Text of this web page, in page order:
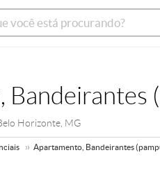
Horizonte, MG
Apartamento, Bandeirantes